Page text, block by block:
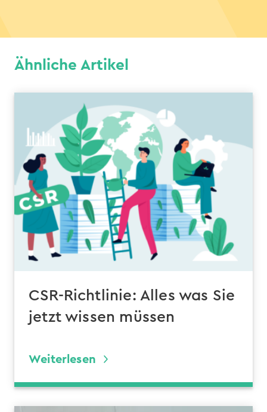
Ähnliche Artikel
CSR-Richtlinie: Alles was Sie
jetzt wissen müssen
Weiterlesen